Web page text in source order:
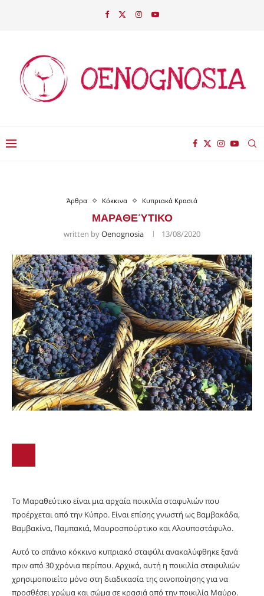
Άρθρα Κόκκινα Κυπριακά Κρασιά
ΜΑΡΑΘΕΎΤΙΚΟ
written byOenognosia 13/08/2020
Το Μαραθεύτικο είναι μια αρχαία ποικιλία σταφυλιών που
προέρχεται από την Κύπρο. Είναι επίσης γνωστή ως Βαμβακάδα,
Βαμβακίνα, Παμπακιά, Μαυροσπούρτικο και Αλουποστάφυλο.
Αυτό το σπάνιο κόκκινο κυπριακό σταφύλι ανακαλύφθηκε ξανά
πριν από 30 χρόνια περίπου. Αρχικά, αυτή η ποικιλία σταφυλιών
χρησιμοποιείτο μόνο στη διαδικασία της οινοποίησης για να
προσθέσει χρώμα και σώμα σε κρασιά από την ποικιλία Μαύρο.